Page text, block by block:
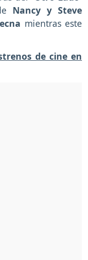
Nancy y Steve
mientras este
de cine en